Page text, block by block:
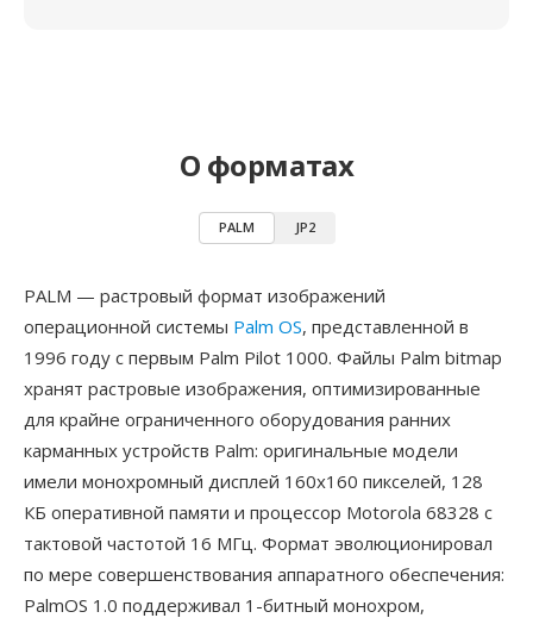
О форматах
PALM JP2
PALM — растровый формат изображений
операционной системы Palm OS, представленной в
1996 году с первым Palm Pilot 1000. Файлы Palm bitmap
хранят растровые изображения, оптимизированные
для крайне ограниченного оборудования ранних
карманных устройств Palm: оригинальные модели
имели монохромный дисплей 160x160 пикселей, 128
КБ оперативной памяти и процессор Motorola 68328 с
тактовой частотой 16 МГц. Формат эволюционировал
по мере совершенствования аппаратного обеспечения:
PalmOS 1.0 поддерживал 1-битный монохром,